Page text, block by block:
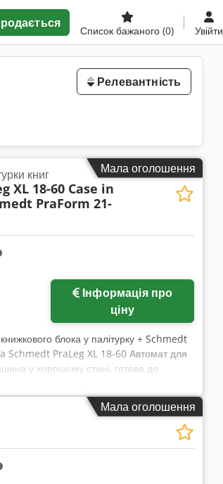
Список бажаного (0) Увійти
Релевантність
Мала оголошення
книг
XL 18-60 Case in
PraForm 21-
ціну
блока у палітурку + Schmedt
Schmedt PraLeg XL 18-60 Автомат для
у хорошому стані, готова до
шару клею. Формат: Висота блока:
приблизно 200 – 300
PraForm 21-50 Прес для книг із
Німеччина. Машина у дуже
Максимальний формат: 420 x
за комплект із двох машин.
Мала оголошення